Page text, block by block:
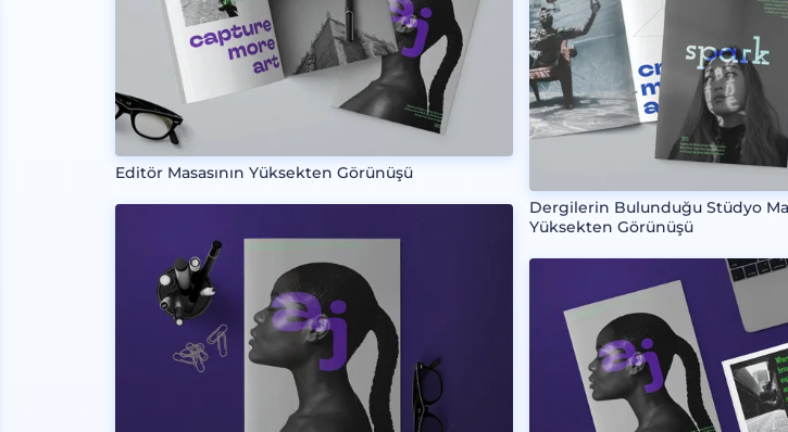
Editör Masasının Yüksekten Görünüşü
Dergilerin Bulunduğu Stüdyo
Yüksekten Görünüşü